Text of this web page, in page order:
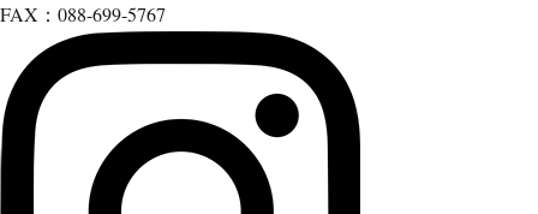
FAX：088-699-5767